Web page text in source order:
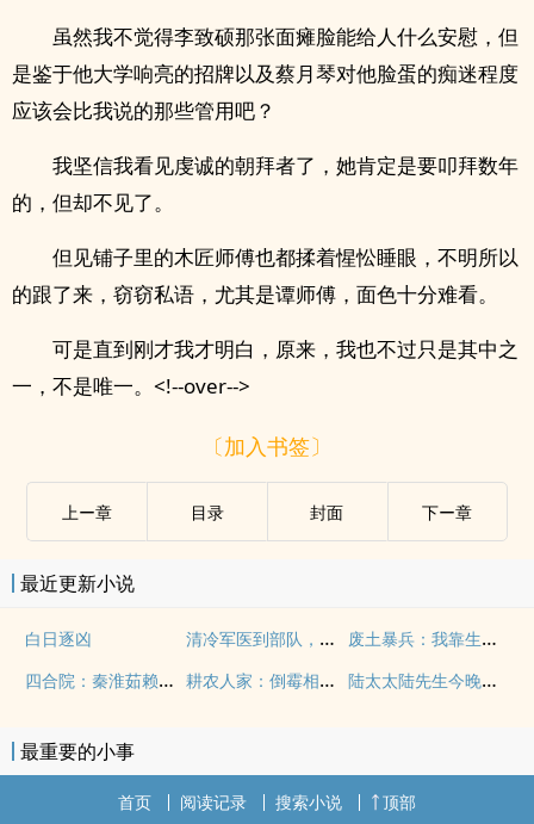
虽然我不觉得李致硕那张面瘫脸能给人什么安慰，但
是鉴于他大学响亮的招牌以及蔡月琴对他脸蛋的痴迷程度
应该会比我说的那些管用吧？
我坚信我看见虔诚的朝拜者了，她肯定是要叩拜数年
的，但却不见了。
但见铺子里的木匠师傅也都揉着惺忪睡眼，不明所以
的跟了来，窃窃私语，尤其是谭师傅，面色十分难看。
可是直到刚才我才明白，原来，我也不过只是其中之
一，不是唯一。<!--over-->
〔加入书签〕
上ー章 目录 封面 下ー章
最近更新小说
白日逐凶 清冷军医到部队，硬汉大佬坐不住了
废土暴兵：我靠生物装甲横推星际
四合院：秦淮茹赖上我
耕农人家：倒霉相公，我罩了！ 陆太太陆先生今晚回来过夜
最重要的小事
首页 阅读记录 搜索小说 顶部